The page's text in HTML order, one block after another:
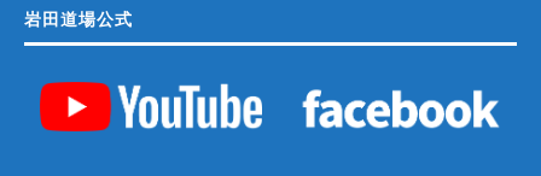
岩田道場公式